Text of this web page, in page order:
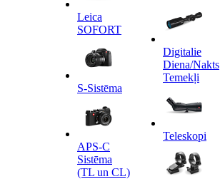
Leica
SOFORT
S-Sistēma
APS-C
Sistēma
(TL un CL)
Digitalie
Diena/Nakts
Temekļi
Teleskopi